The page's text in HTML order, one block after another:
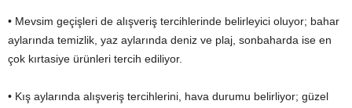
• Mevsim geçişleri de alışveriş tercihlerinde belirleyici oluyor; bahar
aylarında temizlik, yaz aylarında deniz ve plaj, sonbaharda ise en
çok kırtasiye ürünleri tercih ediliyor.
• Kış aylarında alışveriş tercihlerini, hava durumu belirliyor; güzel